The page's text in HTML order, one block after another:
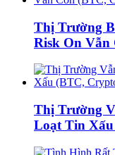
Thị Trường
Risk On Vẫn
Thị Trường
Loạt Tin